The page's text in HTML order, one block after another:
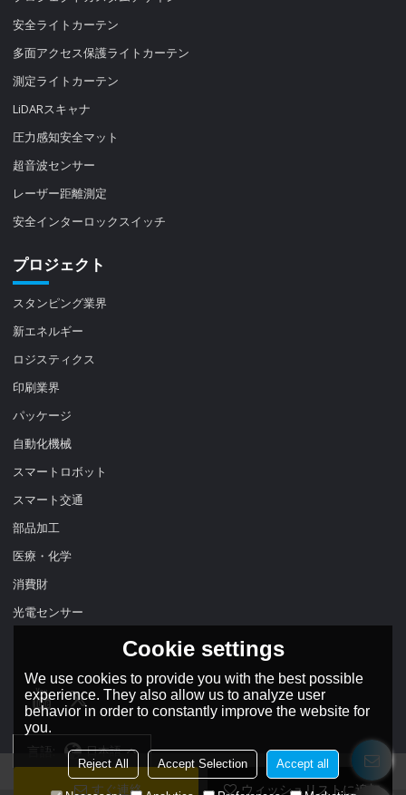
すぐ連絡 ウィッシュリストに追加
安全ライトカーテン
多面アクセス保護ライトカーテン
測定ライトカーテン
LiDARスキャナ
圧力感知安全マット
超音波センサー
レーザー距離測定
安全インターロックスイッチ
プロジェクト
スタンピング業界
新エネルギー
ロジスティクス
印刷業界
パッケージ
自動化機械
スマートロボット
スマート交通
部品加工
医療・化学
消費財
光電センサー
言語: 日本語
Cookie settings
We use cookies to provide you with the best possible
experience. They also allow us to analyze user
behavior in order to constantly improve the website for
you.
Reject All Accept Selection Accept all